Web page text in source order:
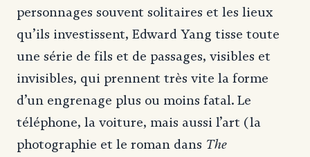
personnages souvent solitaires et les lieux
qu’ils investissent, Edward Yang tisse toute
une série de fils et de passages, visibles et
invisibles, qui prennent très vite la forme
d’un engrenage plus ou moins fatal. Le
téléphone, la voiture, mais aussi l’art (la
photographie et le roman dans The